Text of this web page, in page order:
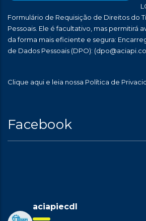
Formulário de Requisição de Direitos do
Pessoais. Ele é facultativo, mas permitirá
da forma mais eficiente e segura:
de Dados Pessoais (DPO):
Clique aqui e leia nossa Política de
Facebook
aciapiecdl